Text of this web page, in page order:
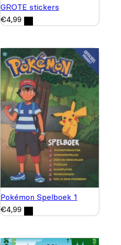
GROTE stickers
€4,99
Pokémon Spelboek 1
€4,99